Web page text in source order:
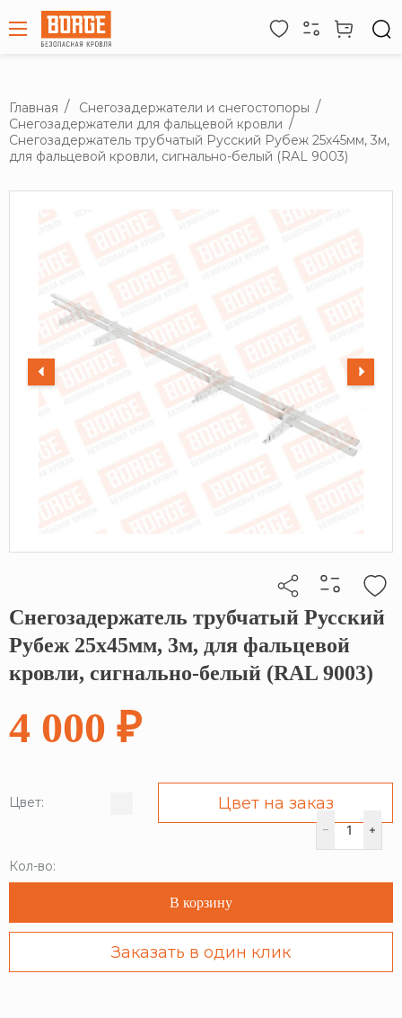
Главная
Снегозадержатели и снегостопоры
Снегозадержатели для фальцевой кровли
Снегозадержатель трубчатый Русский Рубеж 25х45мм, 3м,
для фальцевой кровли, сигнально-белый (RAL 9003)
Кликните, чтобы скопировать прямую ссылку
Снегозадержатель трубчатый Русский
Рубеж 25х45мм, 3м, для фальцевой
кровли, сигнально-белый (RAL 9003)
4 000 ₽
Цвет: Цвет на заказ
Кол-во:
В корзину
Заказать в один клик